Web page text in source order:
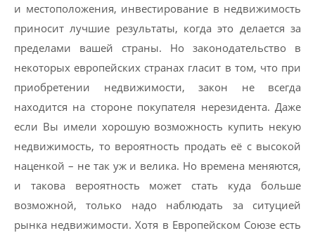
и местоположения, инвестирование в недвижимость
приносит лучшие результаты, когда это делается за
пределами вашей страны. Но законодательство в
некоторых европейских странах гласит в том, что при
приобретении недвижимости, закон не всегда
находится на стороне покупателя нерезидента. Даже
если Вы имели хорошую возможность купить некую
недвижимость, то вероятность продать её с высокой
наценкой – не так уж и велика. Hо времена меняются,
и такова вероятность может стать куда больше
возможной, только надо наблюдать за ситуцией
рынка недвижимости. Хотя в Европейском Союзе есть